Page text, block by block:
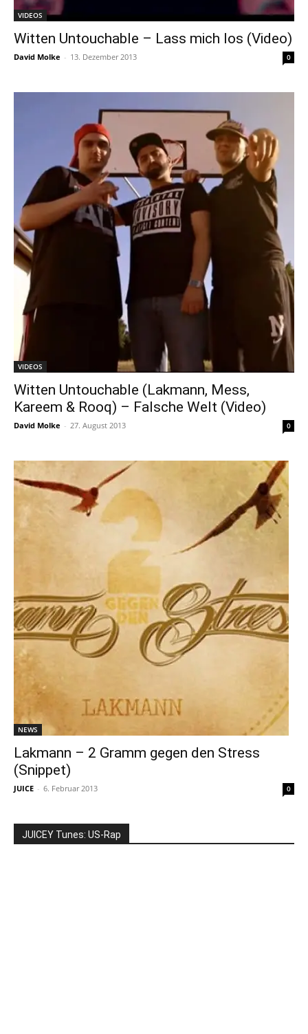
VIDEOS
Witten Untouchable – Lass mich los (Video)
David Molke - 13. Dezember 2013 0
VIDEOS
Witten Untouchable (Lakmann, Mess,
Kareem & Rooq) – Falsche Welt (Video)
David Molke - 27. August 2013 0
NEWS
Lakmann – 2 Gramm gegen den Stress
(Snippet)
JUICE - 6. Februar 2013 0
JUICEY Tunes: US-Rap